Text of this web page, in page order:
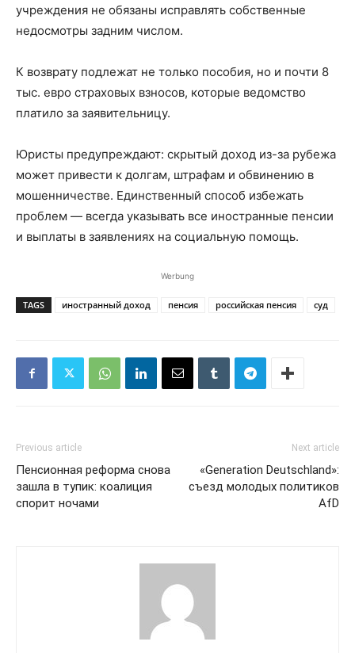
учреждения не обязаны исправлять собственные
недосмотры задним числом.
К возврату подлежат не только пособия, но и почти 8
тыс. евро страховых взносов, которые ведомство
платило за заявительницу.
Юристы предупреждают: скрытый доход из-за рубежа
может привести к долгам, штрафам и обвинению в
мошенничестве. Единственный способ избежать
проблем — всегда указывать все иностранные пенсии
и выплаты в заявлениях на социальную помощь.
Werbung
TAGS иностранный доход пенсия российская пенсия суд
Previous article
Пенсионная реформа снова
зашла в тупик: коалиция
спорит ночами
Next article
«Generation Deutschland»:
съезд молодых политиков
AfD